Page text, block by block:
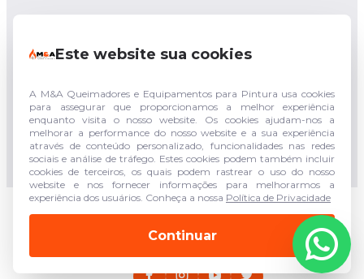
Este website sua cookies
A M&A Queimadores e Equipamentos para Pintura usa cookies
para assegurar que proporcionamos a melhor experiência
enquanto visita o nosso website. Os cookies ajudam-nos a
melhorar a performance do nosso website e a sua experiência
através de conteúdo personalizado, funcionalidades nas redes
sociais e análise de tráfego. Estes cookies podem também incluir
cookies de terceiros, os quais podem rastrear o uso do nosso
website e nos fornecer informações para melhorarmos a
experiência dos usuários. Conheça a nossa Política de Privacidade
Continuar
Rua Francisco Sgambatt,
SPCEP: 06182-040
(011) 94744-3943
(011) 3683-5210
© 2026 - M&A Queimadores e Equipamentos para
Pintura - Todos os direitos reservados